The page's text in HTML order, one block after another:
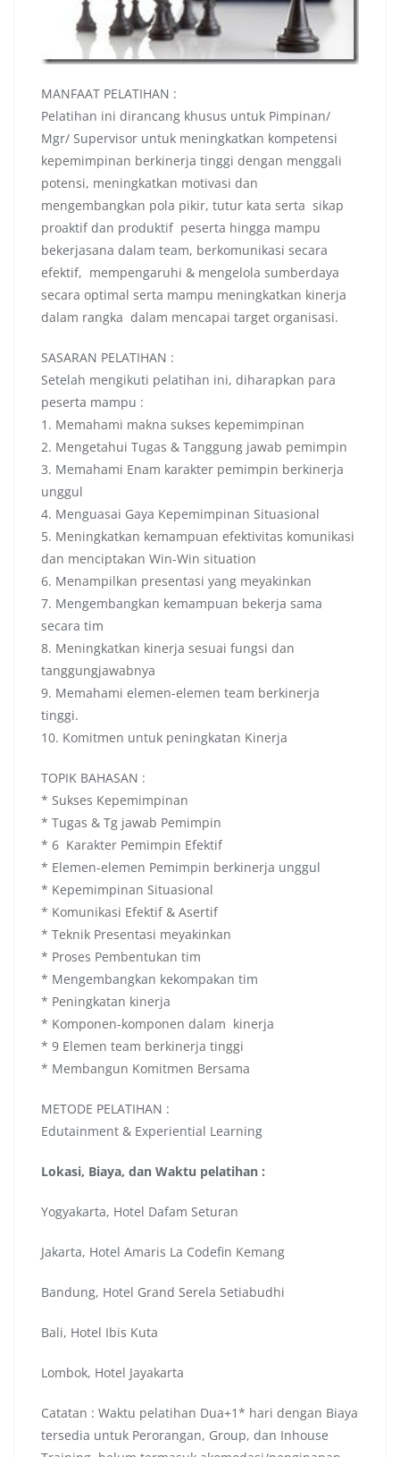
MANFAAT PELATIHAN :
Pelatihan ini dirancang khusus untuk Pimpinan/
Mgr/ Supervisor untuk meningkatkan kompetensi
kepemimpinan berkinerja tinggi dengan menggali
potensi, meningkatkan motivasi dan
mengembangkan pola pikir, tutur kata serta sikap
proaktif dan produktif peserta hingga mampu
bekerjasana dalam team, berkomunikasi secara
efektif, mempengaruhi & mengelola sumberdaya
secara optimal serta mampu meningkatkan kinerja
dalam rangka dalam mencapai target organisasi.
SASARAN PELATIHAN :
Setelah mengikuti pelatihan ini, diharapkan para
peserta mampu :
1. Memahami makna sukses kepemimpinan
2. Mengetahui Tugas & Tanggung jawab pemimpin
3. Memahami Enam karakter pemimpin berkinerja
unggul
4. Menguasai Gaya Kepemimpinan Situasional
5. Meningkatkan kemampuan efektivitas komunikasi
dan menciptakan Win-Win situation
6. Menampilkan presentasi yang meyakinkan
7. Mengembangkan kemampuan bekerja sama
secara tim
8. Meningkatkan kinerja sesuai fungsi dan
tanggungjawabnya
9. Memahami elemen-elemen team berkinerja
tinggi.
10. Komitmen untuk peningkatan Kinerja
TOPIK BAHASAN :
* Sukses Kepemimpinan
* Tugas & Tg jawab Pemimpin
* 6 Karakter Pemimpin Efektif
* Elemen-elemen Pemimpin berkinerja unggul
* Kepemimpinan Situasional
* Komunikasi Efektif & Asertif
* Teknik Presentasi meyakinkan
* Proses Pembentukan tim
* Mengembangkan kekompakan tim
* Peningkatan kinerja
* Komponen-komponen dalam kinerja
* 9 Elemen team berkinerja tinggi
* Membangun Komitmen Bersama
METODE PELATIHAN :
Edutainment & Experiential Learning
Lokasi, Biaya, dan Waktu pelatihan :
Yogyakarta, Hotel Dafam Seturan
Jakarta, Hotel Amaris La Codefin Kemang
Bandung, Hotel Grand Serela Setiabudhi
Bali, Hotel Ibis Kuta
Lombok, Hotel Jayakarta
Catatan : Waktu pelatihan Dua+1* hari dengan Biaya
tersedia untuk Perorangan, Group, dan Inhouse